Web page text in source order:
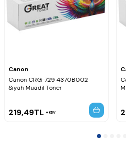
Canon
Canon CRG-729 4370B002
Siyah Muadil Toner
219,49TL KDV